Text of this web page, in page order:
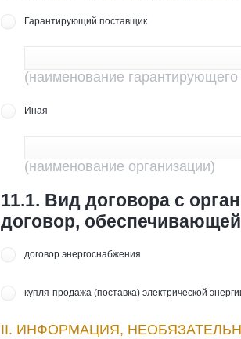
Гарантирующий поставщик
(наименование
Иная
(наименование организации)
11.1. Вид договора с
договор,
договор энергоснабжения
купля-продажа (поставка) электрической
II. ИНФОРМАЦИЯ,